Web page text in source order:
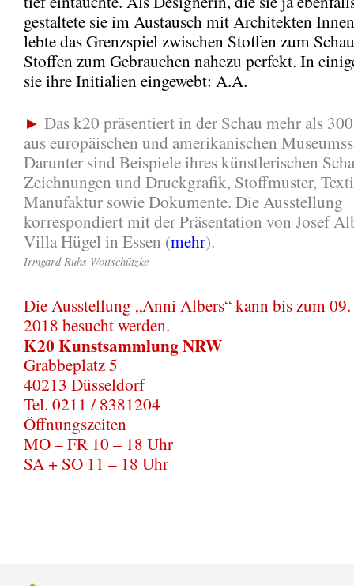
gestaltete sie im Austausch mit Architekten
lebte das Grenzspiel zwischen Stoffen zum
Stoffen zum Gebrauchen nahezu perfekt. In
sie ihre Initialien eingewebt: A.A.
► Das k20 präsentiert in der Schau mehr als
aus europäischen und amerikanischen
Darunter sind Beispiele ihres künstlerischen
Zeichnungen und Druckgrafik, Stoffmuster,
Manufaktur sowie Dokumente. Die Ausstellung
korrespondiert mit der Präsentation von Josef
Villa Hügel in Essen (mehr).
Irmgard Ruhs-Woitschützke
Die Ausstellung „Anni Albers“ kann bis zum 09.
2018 besucht werden.
K20 Kunstsammlung NRW
Grabbeplatz 5
40213 Düsseldorf
Tel. 0211 / 8381204
Öffnungszeiten
MO – FR 10 – 18 Uhr
SA + SO 11 – 18 Uhr